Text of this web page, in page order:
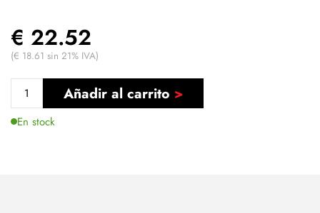
€ 22.52
(€ 18.61 sin 21% IVA)
Añadir al carrito
En stock